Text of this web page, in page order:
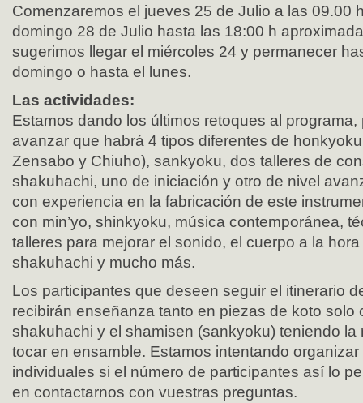
Comenzaremos el jueves 25 de Julio a las 09.00
domingo 28 de Julio hasta las 18:00 h
sugerimos llegar el miércoles 24 y permanecer
domingo o hasta el lunes.
Las actividades:
Estamos dando los últimos retoques al
avanzar que habrá 4 tipos diferentes de
Zensabo y Chiuho), sankyoku, dos talleres de
shakuhachi, uno de iniciación y otro de nivel
con experiencia en la fabricación de este
con min’yo, shinkyoku, música contemporánea,
talleres para mejorar el sonido, el cuerpo a la
shakuhachi y mucho más.
Los participantes que deseen seguir el itinerario
recibirán enseñanza tanto en piezas de koto solo
shakuhachi y el shamisen (sankyoku) teniendo la
tocar en ensamble. Estamos intentando
individuales si el número de participantes así lo
en contactarnos con vuestras preguntas.